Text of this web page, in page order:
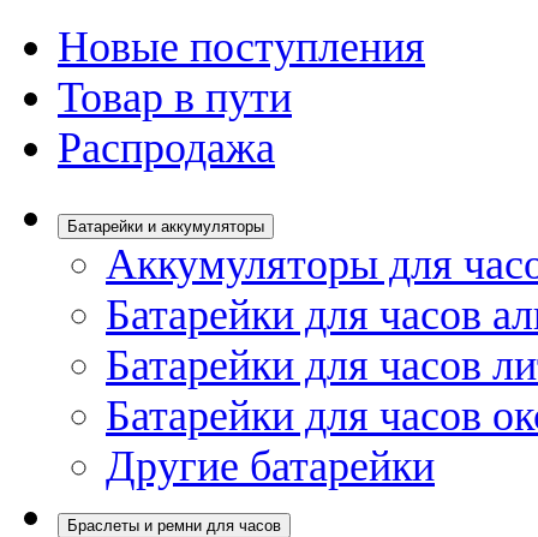
Новые поступления
Товар в пути
Распродажа
Батарейки и аккумуляторы
Аккумуляторы для
Батарейки для часов
Батарейки для часов
Батарейки для часов
Другие батарейки
Браслеты и ремни для часов